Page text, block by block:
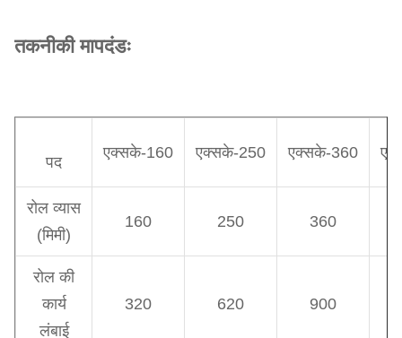
तकनीकी मापदंडः
पद
एक्सके-160 एक्सके-250 एक्सके-360
रोल व्यास
(मिमी)
160 250 360
रोल की
कार्य
लंबाई
320 620 900